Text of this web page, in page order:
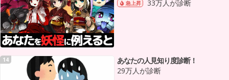
急上昇 33万人が診断
14
あなたの人見知り度診断！
29万人が診断